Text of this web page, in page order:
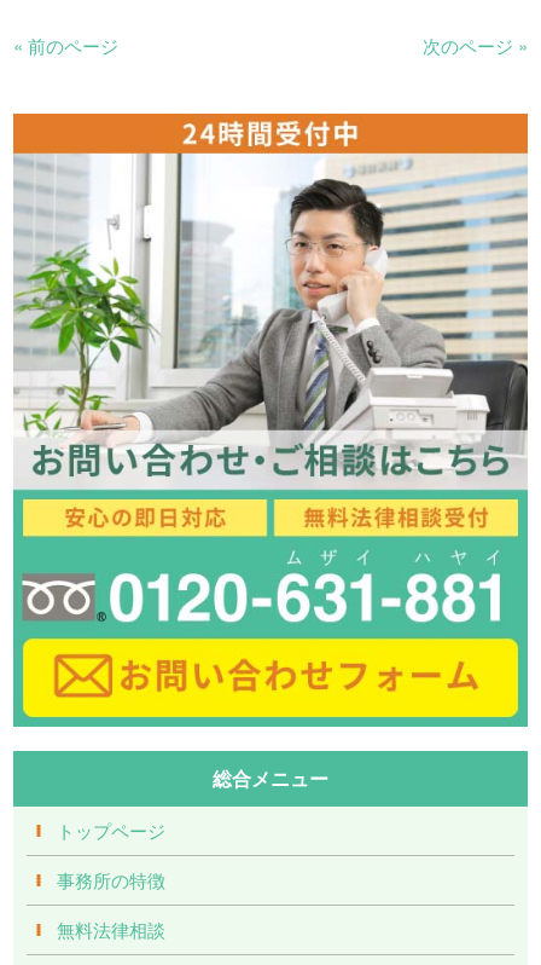
« 前のページ 次のページ »
総合メニュー
トップページ
事務所の特徴
無料法律相談